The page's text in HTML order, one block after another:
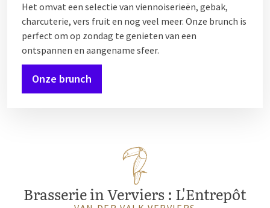
Het omvat een selectie van viennoiserieën, gebak,
charcuterie, vers fruit en nog veel meer. Onze brunch is
perfect om op zondag te genieten van een
ontspannen en aangename sfeer.
Onze brunch
Brasserie in Verviers : L'Entrepôt